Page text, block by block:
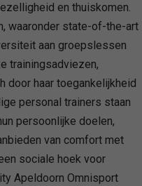
en thuiskomen.
waaronder state-of-the-art
aan groepslessen
trainingsadviezen,
haar toegankelijkheid
personal trainers staan
persoonlijke doelen,
van comfort met
sociale hoek voor
Apeldoorn Omnisport